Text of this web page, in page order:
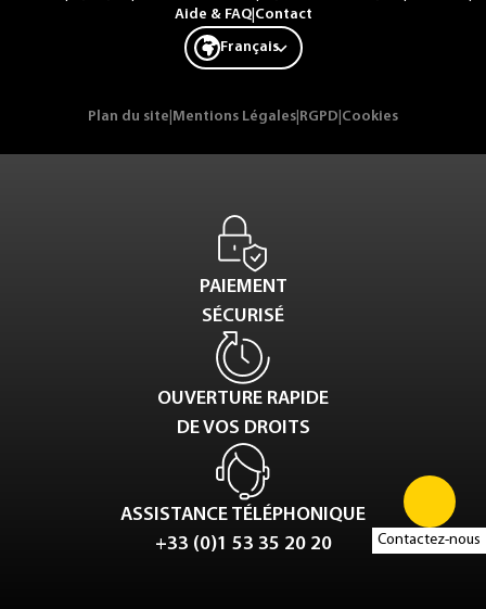
Contactez-nous
Aide & FAQ| Contact
Français
Plan du site Mentions Légales RGPD Cookies
PAIEMENT
SÉCURISÉ
OUVERTURE RAPIDE
DE VOS DROITS
ASSISTANCE TÉLÉPHONIQUE
+33 (0)1 53 35 20 20